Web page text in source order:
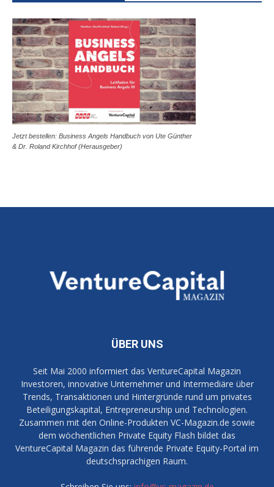
Jetzt bestellen: Business Angels Handbuch von Ute Günther
& Dr. Roland Kirchhof (Herausgeber)
ÜBER UNS
Seit Mai 2000 informiert das VentureCapital Magazin
Investoren, innovative Unternehmer und Intermediäre über
Trends, Transaktionen und Hintergründe rund um privates
Beteiligungskapital, Entrepreneurship und Technologien.
Zusammen mit den Online-Produkten VC-Magazin.de sowie
dem wöchentlichen Private Equity Flash bildet das
VentureCapital Magazin das führende Private Equity-Portal im
deutschsprachigen Raum.